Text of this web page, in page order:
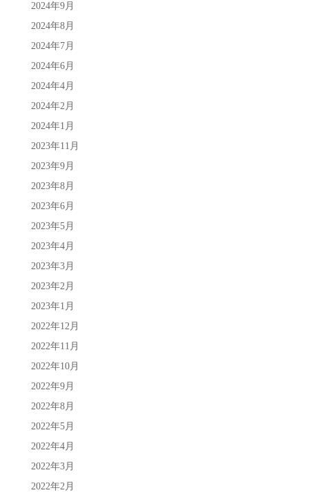
2024年9月
2024年8月
2024年7月
2024年6月
2024年4月
2024年2月
2024年1月
2023年11月
2023年9月
2023年8月
2023年6月
2023年5月
2023年4月
2023年3月
2023年2月
2023年1月
2022年12月
2022年11月
2022年10月
2022年9月
2022年8月
2022年5月
2022年4月
2022年3月
2022年2月